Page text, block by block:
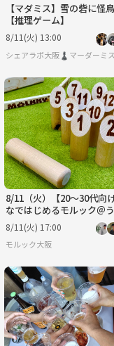
【マダミス】雪の砦に怪
【推理ゲーム】
8/11(火) 13:00
シェアラボ大阪♟️マーダーミ
8/11（火）【20～30代向
なではじめるモルック＠
園
8/11(火) 17:00
モルック大阪